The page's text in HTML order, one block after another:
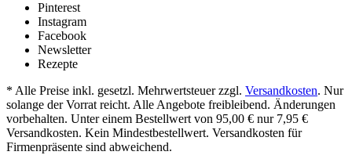
Pinterest
Instagram
Facebook
Newsletter
Rezepte
* Alle Preise inkl. gesetzl. Mehrwertsteuer zzgl. Versandkosten. Nur
solange der Vorrat reicht. Alle Angebote freibleibend. Änderungen
vorbehalten. Unter einem Bestellwert von 95,00 € nur 7,95 €
Versandkosten. Kein Mindestbestellwert. Versandkosten für
Firmenpräsente sind abweichend.